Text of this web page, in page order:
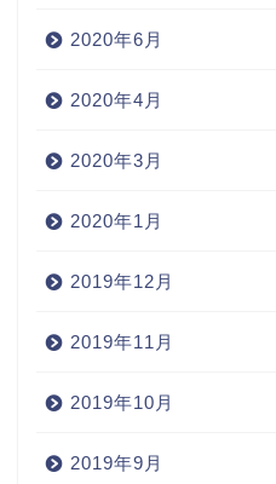
2020年6月
2020年4月
2020年3月
2020年1月
2019年12月
2019年11月
2019年10月
2019年9月